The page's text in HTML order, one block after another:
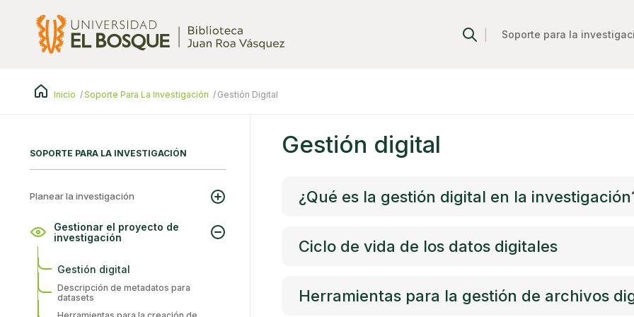
contenido
principal
Soporte para la
Inicio Soporte Para La Investigación Gestión Digital
SOPORTE PARA LA INVESTIGACIÓN
Planear la investigación
Gestionar el proyecto de
investigación
Gestión digital
Descripción de metadatos para
datasets
Gestión digital
¿Qué es la gestión digital en la
Ciclo de vida de los datos digitales
Herramientas para la gestión de archivos